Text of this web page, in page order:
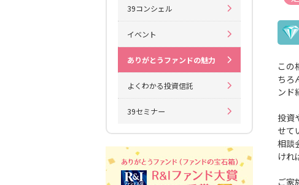
この
ちろ
ンド
投資
せて
相談
けれ
ご家
39コンシェル
イベント
ありがとうファンドの魅力
よくわかる投資信託
39セミナー